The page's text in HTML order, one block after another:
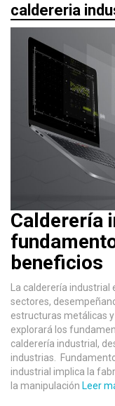
caldereria
Calderería
beneficios
La calderería
sectores,
estructuras metálicas
explorará los
calderería industrial,
industrias.
industrial implica la
la manipulación Leer